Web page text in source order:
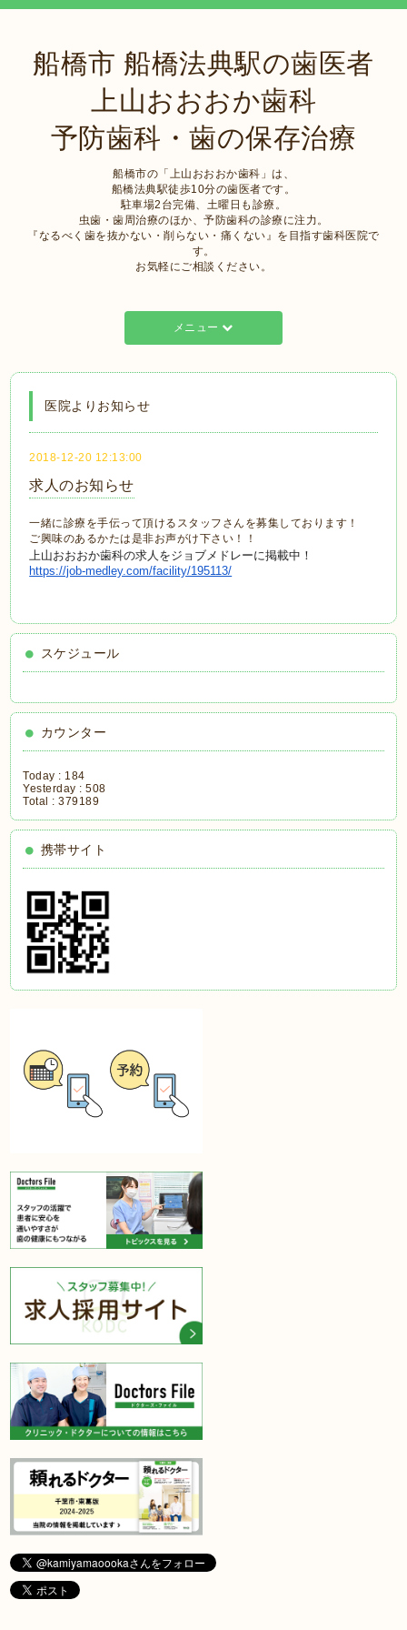
船橋市 船橋法典駅の歯医者
上山おおおか歯科
予防歯科・歯の保存治療
船橋市の「上山おおおか歯科」は、
船橋法典駅徒歩10分の歯医者です。
駐車場2台完備、土曜日も診療。
虫歯・歯周治療のほか、予防歯科の診療に注力。
『なるべく歯を抜かない・削らない・痛くない』を目指す歯科医院で
す。
お気軽にご相談ください。
メニュー
医院よりお知らせ
2018-12-20 12:13:00
求人のお知らせ
一緒に診療を手伝って頂けるスタッフさんを募集しております！
ご興味のあるかたは是非お声がけ下さい！！
上山おおおか歯科の求人をジョブメドレーに掲載中！
https://job-medley.com/facility/195113/
スケジュール
カウンター
Today : 184
Yesterday :508
Total :379189
携帯サイト